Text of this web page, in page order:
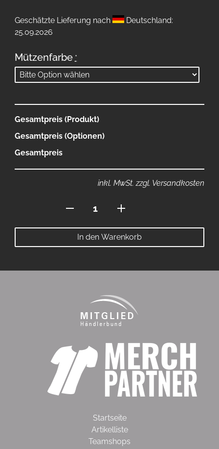
Geschätzte Lieferung nach
Deutschland:
25.09.2026
Mützenfarbe *
Gesamtpreis (Produkt)
Gesamtpreis (Optionen)
Gesamtpreis
inkl. MwSt. zzgl. Versandkosten
Menge
In den Warenkorb
Startseite
Artikelliste
Teamshops